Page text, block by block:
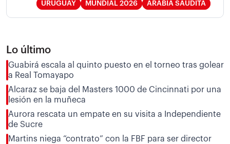
URUGUAY MUNDIAL 2026 ARABIA SAUDITA
Lo último
Guabirá escala al quinto puesto en el torneo tras golear
a Real Tomayapo
Alcaraz se baja del Masters 1000 de Cincinnati por una
lesión en la muñeca
Aurora rescata un empate en su visita a Independiente
de Sucre
Martins niega “contrato” con la FBF para ser director